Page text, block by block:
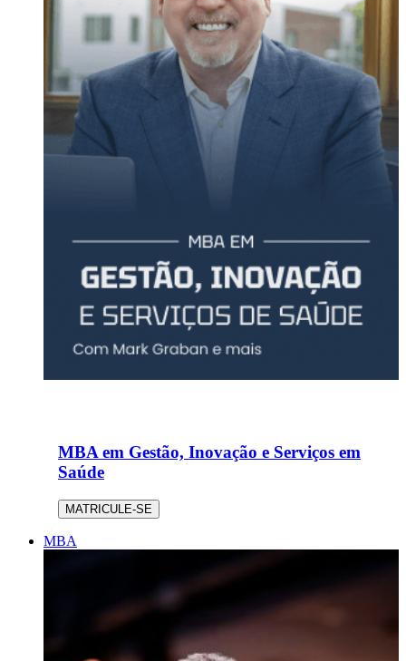
MBA em Gestão, Inovação e Serviços em
Saúde
MATRICULE-SE
MBA